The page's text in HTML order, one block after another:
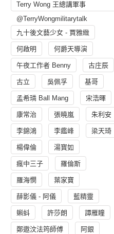
Terry Wong 王總講軍事
@TerryWongmilitarytalk
九十後文藝少女 - 賈雅緻
何啟明 何爵天導演
午夜工作者 Benny 古庄辰
古立 吳佩孚 基哥
孟希璘 Ball Mang 宋浩暉
康常治 張曉嵐 朱利安
李錦鴻 李鑑峰 梁天琦
楊偉倫 湯寳如
瘋中三子 羅倫斯
羅海憫 葉家寶
薛影儀 - 阿儀 藍精靈
蝌蚪 許莎朗 譚雁瞳
鄭遨汶法筠師傅 阿銀